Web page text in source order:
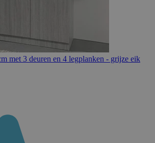
met 3 deuren en 4 legplanken - grijze eik